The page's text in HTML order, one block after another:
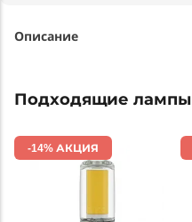
Описание
Подходящие лампы
-14% АКЦИЯ